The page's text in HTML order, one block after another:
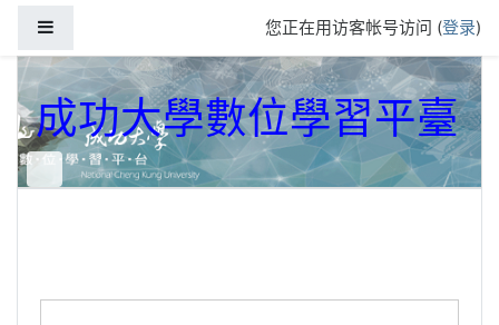
您正在用访客帐号访问 (登录)
成功大學數位學習平臺